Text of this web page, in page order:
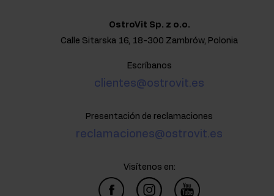
OstroVit Sp. z o.o.
Calle Sitarska 16, 18-300 Zambrów, Polonia
Escríbanos
clientes@ostrovit.es
Presentación de reclamaciones
reclamaciones@ostrovit.es
Visítenos en: